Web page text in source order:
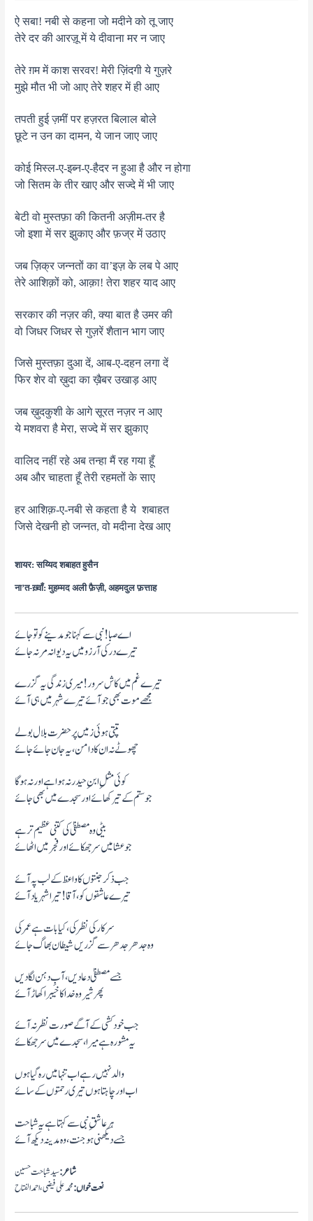
ऐ सबा! नबी से कहना जो मदीने को तू जाए
तेरे दर की आरज़ू में ये दीवाना मर न जाए
तेरे ग़म में काश सरवर! मेरी ज़िंदगी ये गुज़रे
मुझे मौत भी जो आए तेरे शहर में ही आए
तपती हुई ज़मीं पर हज़रत बिलाल बोले
छूटे न उन का दामन, ये जान जाए जाए
कोई मिस्ल-ए-इब्न-ए-हैदर न हुआ है और न होगा
जो सितम के तीर खाए और सज्दे में भी जाए
बेटी वो मुस्तफ़ा की कितनी अज़ीम-तर है
जो इशा में सर झुकाए और फ़ज्र में उठाए
जब ज़िक्र जन्नतों का वा’इज़ के लब पे आए
तेरे आशिक़ों को, आक़ा! तेरा शहर याद आए
सरकार की नज़र की, क्या बात है उमर की
वो जिधर जिधर से गुज़रें शैतान भाग जाए
जिसे मुस्तफ़ा दुआ दें, आब-ए-दहन लगा दें
फिर शेर वो ख़ुदा का ख़ैबर उखाड़ आए
जब ख़ुदकुशी के आगे सूरत नज़र न आए
ये मशवरा है मेरा, सज्दे में सर झुकाए
वालिद नहीं रहे अब तन्हा मैं रह गया हूँ
अब और चाहता हूँ तेरी रहमतों के साए
हर आशिक़-ए-नबी से कहता है ये शबाहत
जिसे देखनी हो जन्नत, वो मदीना देख आए
शायर: सय्यिद शबाहत हुसैन
ना’त-ख़्वाँ: मुहम्मद अली फ़ैज़ी, अहमदुल फ़त्ताह
اے صبا! نبی سے کہنا جو مدینے کو تو جائے
تیرے در کی آرزو میں یہ دیوانہ مر نہ جائے
تیرے غم میں کاش سرور! میری زندگی یہ گزرے
مجھے موت بھی جو آئے تیرے شہر میں ہی آئے
تپتی ہوئی زمیں پر حضرت بلال بولے
چھوٹے نہ ان کا دامن، یہ جان جائے جائے
کوئی مثلِ ابنِ حیدر نہ ہوا ہے اور نہ ہوگا
جو ستم کے تیر کھائے اور سجدے میں بھی جائے
بیٹی وہ مصطفیٰ کی کتنی عظیم تر ہے
جو عشا میں سر جھکائے اور فجر میں اٹھائے
جب ذکر جنتوں کا واعظ کے لب پہ آئے
تیرے عاشقوں کو، آقا! تیرا شہر یاد آئے
سرکار کی نظر کی، کیا بات ہے عمر کی
وہ جدھر جدھر سے گزریں شیطان بھاگ جائے
جسے مصطفیٰ دعا دیں، آبِ دہن لگا دیں
پھر شیر وہ خدا کا خیبر اکھاڑ آئے
جب خودکشی کے آگے صورت نظر نہ آئے
یہ مشورہ ہے میرا، سجدے میں سر جھکائے
والد نہیں رہے اب تنہا میں رہ گیا ہوں
اب اور چاہتا ہوں تیری رحمتوں کے سائے
ہر عاشقِ نبی سے کہتا ہے یہ شباحت
جسے دیکھنی ہو جنت، وہ مدینہ دیکھ آئے
شاعر:سید شباحت حسین
نعت خواں:محمد علی فیضی، احمد الفتاح